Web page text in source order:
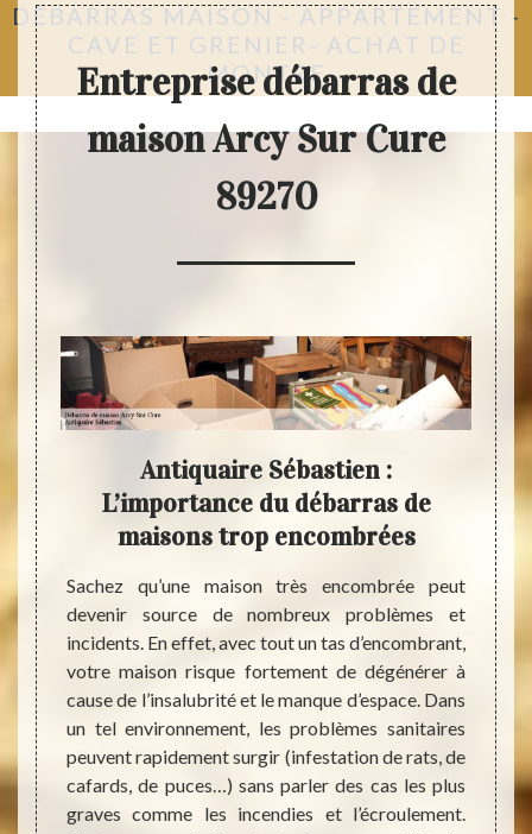
DÉBARRAS MAISON - APPARTEMENT -
CAVE ET GRENIER- ACHAT DE
MONTRE
Entreprise débarras de
maison Arcy Sur Cure
89270
qui
le
en
aux
:
Antiquaire Sébastien :
L’importance du débarras de
maisons trop encombrées
Sachez qu’une maison très encombrée peut
devenir source de nombreux problèmes et
incidents. En effet, avec tout un tas d’encombrant,
votre maison risque fortement de dégénérer à
cause de l’insalubrité et le manque d’espace. Dans
un tel environnement, les problèmes sanitaires
peuvent rapidement surgir (infestation de rats, de
cafards, de puces…) sans parler des cas les plus
graves comme les incendies et l’écroulement.
peut
du